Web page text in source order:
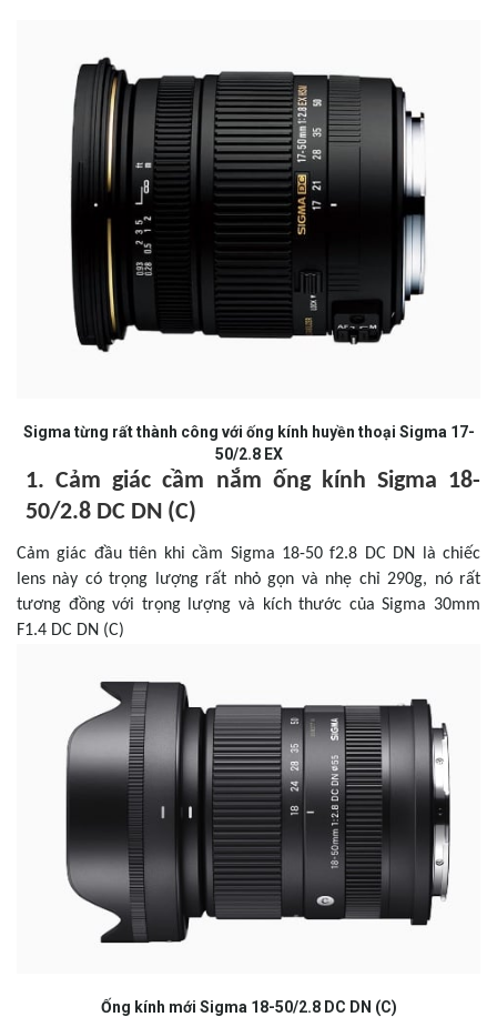
Sigma từng rất thành công với ống kính huyền thoại Sigma 17-
50/2.8 EX
1. Cảm giác cầm nắm ống kính Sigma 18-
50/2.8 DC DN (C)
Cảm giác đầu tiên khi cầm Sigma 18-50 f2.8 DC DN là chiếc
lens này có trọng lượng rất nhỏ gọn và nhẹ chỉ 290g, nó rất
tương đồng với trọng lượng và kích thước của Sigma 30mm
F1.4 DC DN (C)
Ống kính mới Sigma 18-50/2.8 DC DN (C)